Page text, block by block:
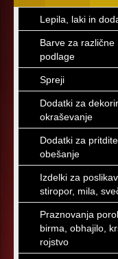
Lepila, laki in
Barve za različne
podlage
Spreji
Dodatki za
okraševanje
Dodatki za
obešanje
Izdelki za
stiropor, mila,
Praznovanja
birma, obhajilo,
rojstvo